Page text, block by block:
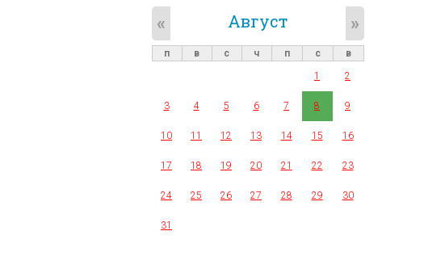
Август
« »
п в с ч п с
в
1
2
3 4 5 6 7 8 9
10 11 12 13 14 15 16
17 18 19 20 21 22 23
24 25 26 27 28 29 30
31